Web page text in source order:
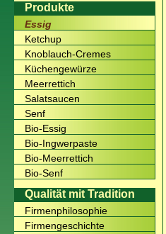
Produkte
Essig
Ketchup
Knoblauch-Cremes
Küchengewürze
Meerrettich
Salatsaucen
Senf
Bio-Essig
Bio-Ingwerpaste
Bio-Meerrettich
Bio-Senf
Qualität mit Tradition
Firmenphilosophie
Firmengeschichte